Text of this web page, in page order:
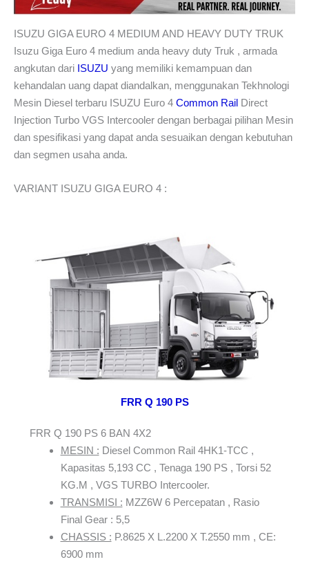
ISUZU GIGA EURO 4 MEDIUM AND HEAVY DUTY TRUK
Isuzu Giga Euro 4 medium anda heavy duty Truk , armada
angkutan dari ISUZU yang memiliki kemampuan dan
kehandalan uang dapat diandalkan, menggunakan Tekhnologi
Mesin Diesel terbaru ISUZU Euro 4 Common Rail Direct
Injection Turbo VGS Intercooler dengan berbagai pilihan Mesin
dan spesifikasi yang dapat anda sesuaikan dengan kebutuhan
dan segmen usaha anda.
VARIANT ISUZU GIGA EURO 4 :
FRR Q 190 PS
FRR Q 190 PS 6 BAN 4X2
MESIN : Diesel Common Rail 4HK1-TCC ,
Kapasitas 5,193 CC , Tenaga 190 PS , Torsi 52
KG.M , VGS TURBO Intercooler.
TRANSMISI : MZZ6W 6 Percepatan , Rasio
Final Gear : 5,5
CHASSIS : P.8625 X L.2200 X T.2550 mm , CE:
6900 mm